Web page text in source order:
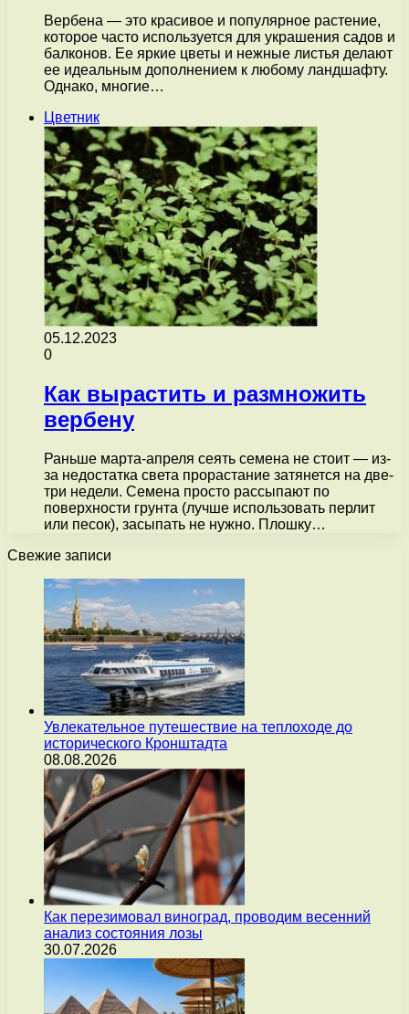
Вербена — это красивое и популярное растение,
которое часто используется для украшения садов и
балконов. Ее яркие цветы и нежные листья делают
ее идеальным дополнением к любому ландшафту.
Однако, многие…
Цветник
05.12.2023
0
Как вырастить и размножить
вербену
Раньше марта-апреля сеять семена не стоит — из-
за недостатка света прорастание затянется на две-
три недели. Семена просто рассыпают по
поверхности грунта (лучше использовать перлит
или песок), засыпать не нужно. Плошку…
Свежие записи
Увлекательное путешествие на теплоходе до
исторического Кронштадта
08.08.2026
Как перезимовал виноград, проводим весенний
анализ состояния лозы
30.07.2026